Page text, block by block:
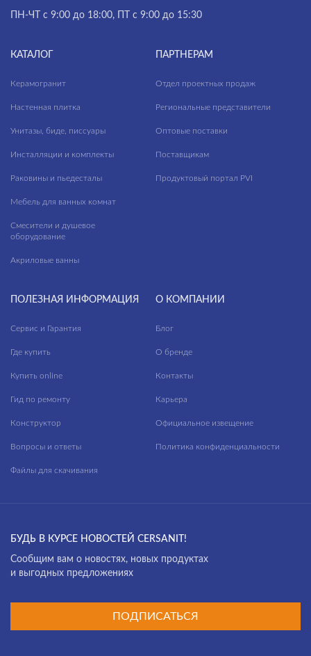
ПН-ЧТ с 9:00 до 18:00, ПТ с 9:00 до 15:30
КАТАЛОГ
Керамогранит
Настенная плитка
Унитазы, биде, писсуары
Инсталляции и комплекты
Раковины и пьедесталы
Мебель для ванных комнат
Смесители и душевое
оборудование
Акриловые ванны
ПАРТНЕРАМ
Отдел проектных продаж
Региональные представители
Оптовые поставки
Поставщикам
Продуктовый портал PVI
ПОЛЕЗНАЯ ИНФОРМАЦИЯ
Сервис и Гарантия
Где купить
Купить online
Гид по ремонту
Конструктор
Вопросы и ответы
Файлы для скачивания
О КОМПАНИИ
Блог
О бренде
Контакты
Карьера
Официальное извещение
Политика конфиденциальности
БУДЬ В КУРСЕ НОВОСТЕЙ CERSANIT!
Cообщим вам о новостях, новых продуктах
и выгодных предложениях
ПОДПИСАТЬСЯ